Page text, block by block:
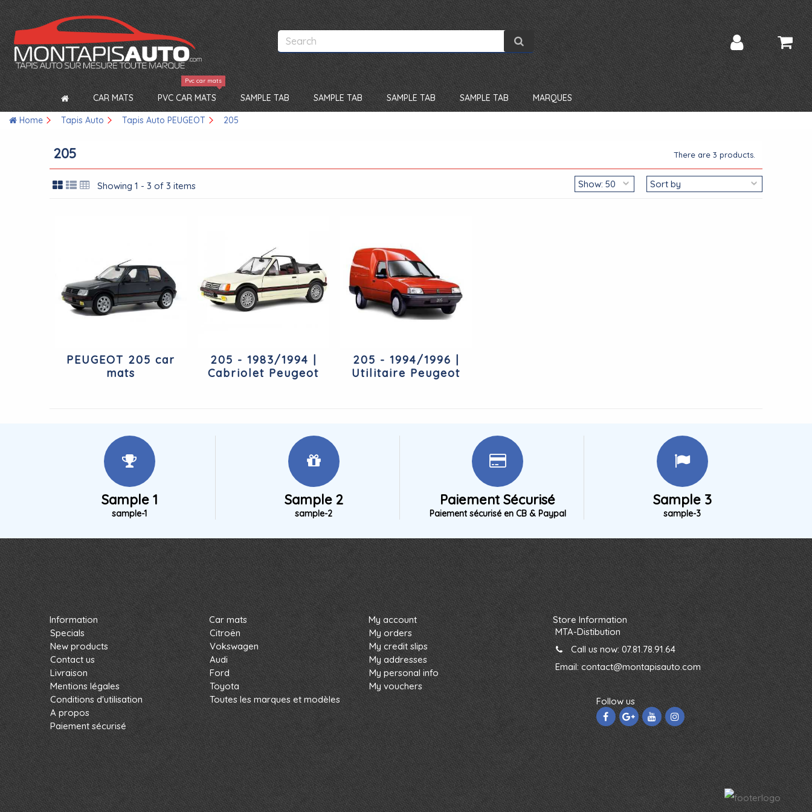
CAR MATS PVC CAR MATS
Pvc car mats
SAMPLE TAB SAMPLE TAB SAMPLE TAB SAMPLE TAB MARQUES
Home Tapis Auto Tapis Auto PEUGEOT 205
205 There are 3 products.
Showing 1 - 3 of 3 items
PEUGEOT 205 car
mats
205 - 1983/1994 |
Cabriolet Peugeot
205 - 1994/1996 |
Utilitaire Peugeot
Sample 1
sample-1
Sample 2
sample-2
Paiement Sécurisé
Paiement sécurisé en CB & Paypal
Sample 3
sample-3
Information
Specials
New products
Contact us
Livraison
Mentions légales
Conditions d'utilisation
A propos
Paiement sécurisé
Car mats
Citroën
Vokswagen
Audi
Ford
Toyota
Toutes les marques et modèles
My account
My orders
My credit slips
My addresses
My personal info
My vouchers
Store Information
MTA-Distibution
Call us now:07.81.78.91.64
Email:contact@montapisauto.com
Follow us